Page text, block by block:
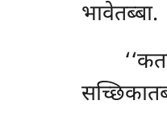
भावेतब्बा.